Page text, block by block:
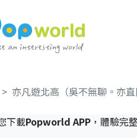
亦凡遊北高（吳不無聊。亦直
下載Popworld APP，體驗完